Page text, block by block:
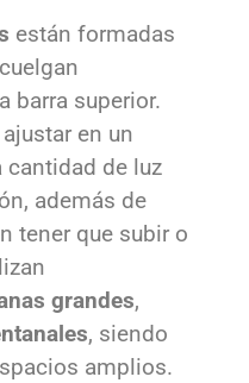
están formadas
barra superior.
en un
cantidad de luz
además de
tener que subir o
grandes,
, siendo
amplios.